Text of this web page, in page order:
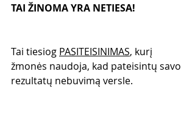
TAI ŽINOMA YRA NETIESA!
Tai tiesiog PASITEISINIMAS, kurį
žmonės naudoja, kad pateisintų savo
rezultatų nebuvimą versle.